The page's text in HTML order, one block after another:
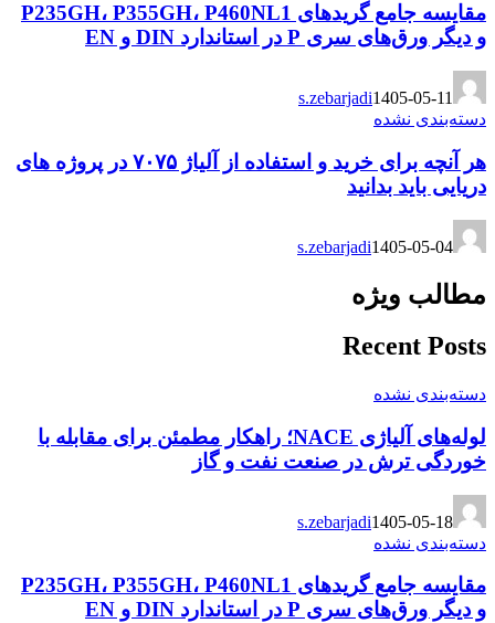
مقایسه جامع گریدهای P235GH، P355GH، P460NL1
و دیگر ورق‌های سری P در استاندارد DIN و EN
s.zebarjadi1405-05-11
دسته‌بندی نشده
هر آنچه برای خرید و استفاده از آلیاژ ۷۰۷۵ در پروژه های
دریایی باید بدانید
s.zebarjadi1405-05-04
مطالب ویژه
Recent Posts
دسته‌بندی نشده
لوله‌های آلیاژی NACE؛ راهکار مطمئن برای مقابله با
خوردگی ترش در صنعت نفت و گاز
s.zebarjadi1405-05-18
دسته‌بندی نشده
مقایسه جامع گریدهای P235GH، P355GH، P460NL1
و دیگر ورق‌های سری P در استاندارد DIN و EN